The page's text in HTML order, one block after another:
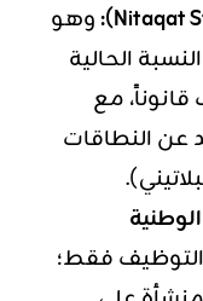
وهو
الحالية
مع
عن النطاقات
فقط؛